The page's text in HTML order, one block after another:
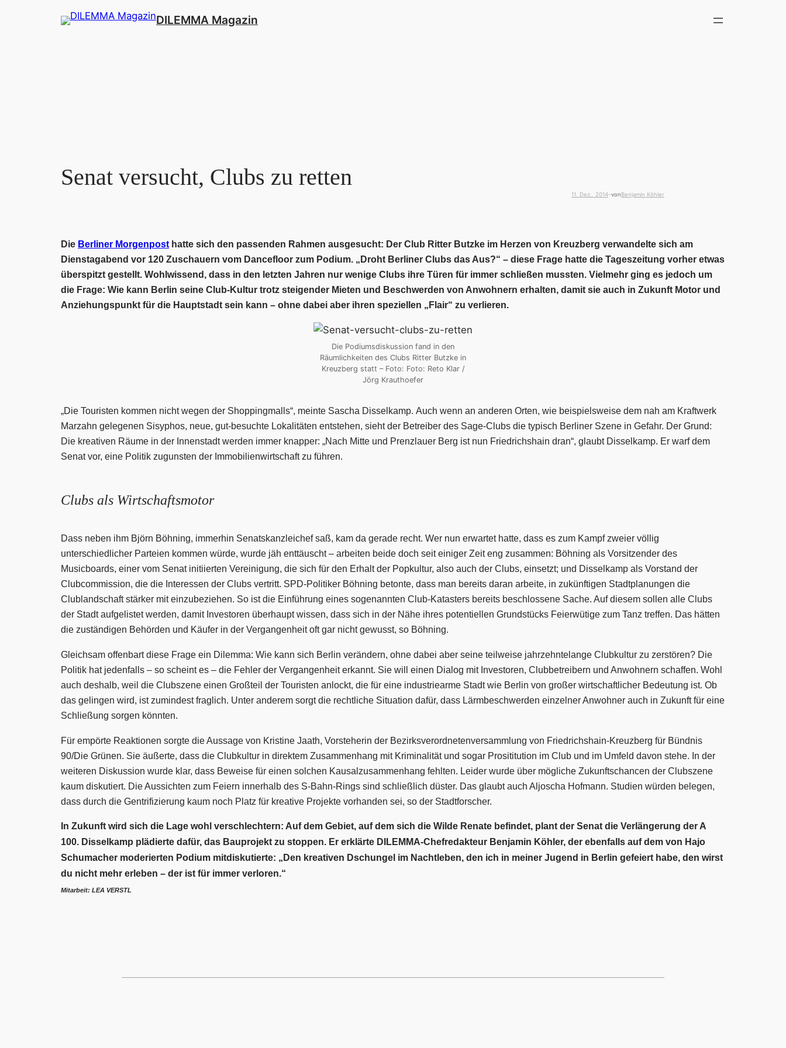
DILEMMA Magazin
Senat versucht, Clubs zu retten
11. Dez.. 2014—vonBenjamin Köhler
Die Berliner Morgenpost hatte sich den passenden Rahmen ausgesucht: Der Club Ritter Butzke im Herzen von Kreuzberg verwandelte sich am
Dienstagabend vor 120 Zuschauern vom Dancefloor zum Podium. „Droht Berliner Clubs das Aus?“ – diese Frage hatte die Tageszeitung vorher etwas
überspitzt gestellt. Wohlwissend, dass in den letzten Jahren nur wenige Clubs ihre Türen für immer schließen mussten. Vielmehr ging es jedoch um
die Frage: Wie kann Berlin seine Club-Kultur trotz steigender Mieten und Beschwerden von Anwohnern erhalten, damit sie auch in Zukunft Motor und
Anziehungspunkt für die Hauptstadt sein kann – ohne dabei aber ihren speziellen „Flair“ zu verlieren.
Die Podiumsdiskussion fand in den
Räumlichkeiten des Clubs Ritter Butzke in
Kreuzberg statt – Foto: Foto: Reto Klar /
Jörg Krauthoefer
„Die Touristen kommen nicht wegen der Shoppingmalls“, meinte Sascha Disselkamp. Auch wenn an anderen Orten, wie beispielsweise dem nah am Kraftwerk
Marzahn gelegenen Sisyphos, neue, gut-besuchte Lokalitäten entstehen, sieht der Betreiber des Sage-Clubs die typisch Berliner Szene in Gefahr. Der Grund:
Die kreativen Räume in der Innenstadt werden immer knapper: „Nach Mitte und Prenzlauer Berg ist nun Friedrichshain dran“, glaubt Disselkamp. Er warf dem
Senat vor, eine Politik zugunsten der Immobilienwirtschaft zu führen.
Clubs als Wirtschaftsmotor
Dass neben ihm Björn Böhning, immerhin Senatskanzleichef saß, kam da gerade recht. Wer nun erwartet hatte, dass es zum Kampf zweier völlig
unterschiedlicher Parteien kommen würde, wurde jäh enttäuscht – arbeiten beide doch seit einiger Zeit eng zusammen: Böhning als Vorsitzender des
Musicboards, einer vom Senat initiierten Vereinigung, die sich für den Erhalt der Popkultur, also auch der Clubs, einsetzt; und Disselkamp als Vorstand der
Clubcommission, die die Interessen der Clubs vertritt. SPD-Politiker Böhning betonte, dass man bereits daran arbeite, in zukünftigen Stadtplanungen die
Clublandschaft stärker mit einzubeziehen. So ist die Einführung eines sogenannten Club-Katasters bereits beschlossene Sache. Auf diesem sollen alle Clubs
der Stadt aufgelistet werden, damit Investoren überhaupt wissen, dass sich in der Nähe ihres potentiellen Grundstücks Feierwütige zum Tanz treffen. Das hätten
die zuständigen Behörden und Käufer in der Vergangenheit oft gar nicht gewusst, so Böhning.
Gleichsam offenbart diese Frage ein Dilemma: Wie kann sich Berlin verändern, ohne dabei aber seine teilweise jahrzehntelange Clubkultur zu zerstören? Die
Politik hat jedenfalls – so scheint es – die Fehler der Vergangenheit erkannt. Sie will einen Dialog mit Investoren, Clubbetreibern und Anwohnern schaffen. Wohl
auch deshalb, weil die Clubszene einen Großteil der Touristen anlockt, die für eine industriearme Stadt wie Berlin von großer wirtschaftlicher Bedeutung ist. Ob
das gelingen wird, ist zumindest fraglich. Unter anderem sorgt die rechtliche Situation dafür, dass Lärmbeschwerden einzelner Anwohner auch in Zukunft für eine
Schließung sorgen könnten.
Für empörte Reaktionen sorgte die Aussage von Kristine Jaath, Vorsteherin der Bezirksverordnetenversammlung von Friedrichshain-Kreuzberg für Bündnis
90/Die Grünen. Sie äußerte, dass die Clubkultur in direktem Zusammenhang mit Kriminalität und sogar Prosititution im Club und im Umfeld davon stehe. In der
weiteren Diskussion wurde klar, dass Beweise für einen solchen Kausalzusammenhang fehlten. Leider wurde über mögliche Zukunftschancen der Clubszene
kaum diskutiert. Die Aussichten zum Feiern innerhalb des S-Bahn-Rings sind schließlich düster. Das glaubt auch Aljoscha Hofmann. Studien würden belegen,
dass durch die Gentrifizierung kaum noch Platz für kreative Projekte vorhanden sei, so der Stadtforscher.
In Zukunft wird sich die Lage wohl verschlechtern: Auf dem Gebiet, auf dem sich die Wilde Renate befindet, plant der Senat die Verlängerung der A
100. Disselkamp plädierte dafür, das Bauprojekt zu stoppen. Er erklärte DILEMMA-Chefredakteur Benjamin Köhler, der ebenfalls auf dem von Hajo
Schumacher moderierten Podium mitdiskutierte: „Den kreativen Dschungel im Nachtleben, den ich in meiner Jugend in Berlin gefeiert habe, den wirst
du nicht mehr erleben – der ist für immer verloren.“
Mitarbeit: LEA VERSTL